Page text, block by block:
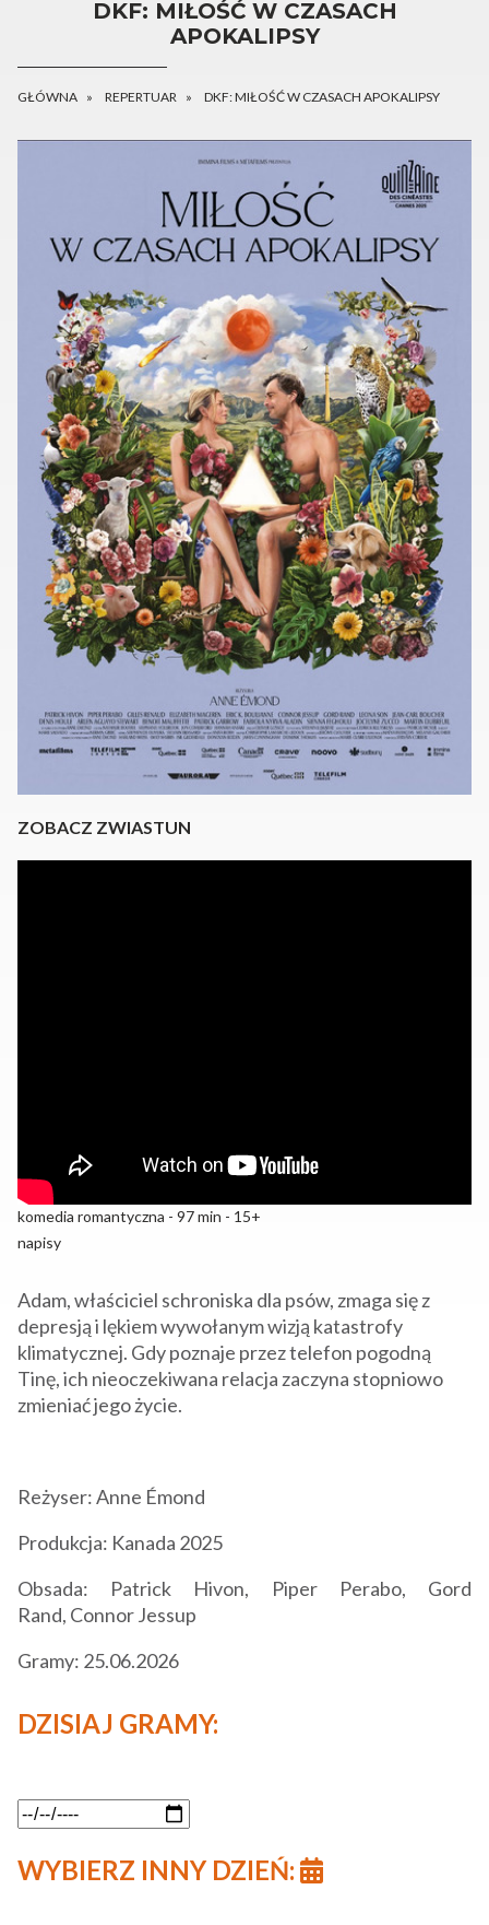
DKF: MIŁOŚĆ W CZASACH
APOKALIPSY
GŁÓWNA REPERTUAR DKF: MIŁOŚĆ W CZASACH APOKALIPSY
ZOBACZ ZWIASTUN
komedia romantyczna - 97 min - 15+
napisy
Adam, właściciel schroniska dla psów, zmaga się z
depresją i lękiem wywołanym wizją katastrofy
klimatycznej. Gdy poznaje przez telefon pogodną
Tinę, ich nieoczekiwana relacja zaczyna stopniowo
zmieniać jego życie.
Reżyser: Anne Émond
Produkcja: Kanada 2025
Obsada: Patrick Hivon, Piper Perabo, Gord
Rand, Connor Jessup
Gramy: 25.06.2026
DZISIAJ GRAMY:
WYBIERZ INNY DZIEŃ: